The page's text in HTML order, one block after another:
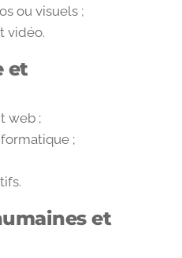
ou visuels ;
vidéo.
et
web ;
;
et